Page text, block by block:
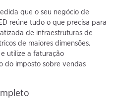
que o seu negócio de
reúne tudo o que precisa para
de infraestruturas de
de maiores dimensões.
utilize a faturação
do imposto sobre vendas